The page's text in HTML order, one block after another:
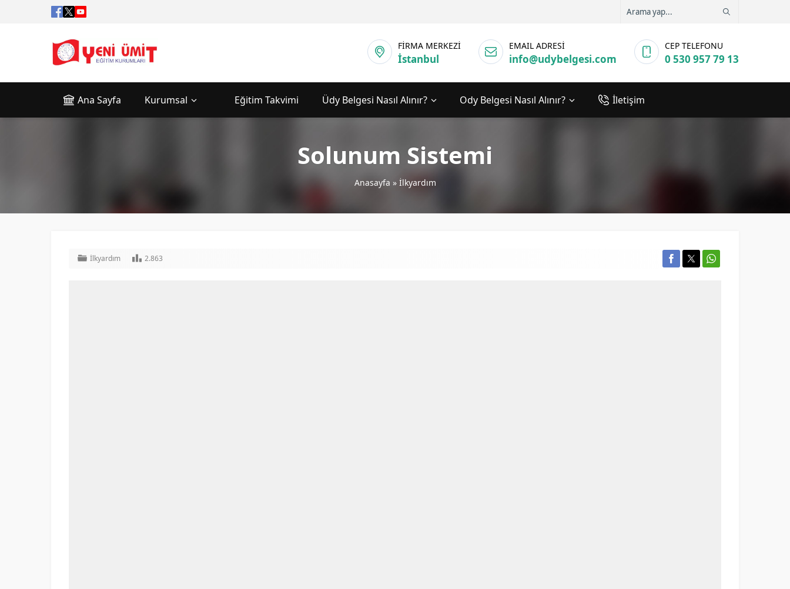
FİRMA MERKEZİ
İstanbul
EMAIL ADRESİ
info@udybelgesi.com
CEP TELEFONU
0 530 957 79 13
Ana Sayfa Kurumsal Eğitim Takvimi Üdy Belgesi Nasıl Alınır? Ody Belgesi Nasıl Alınır? İletişim
Solunum Sistemi
Anasayfa » İlkyardım
İlkyardım 2.863